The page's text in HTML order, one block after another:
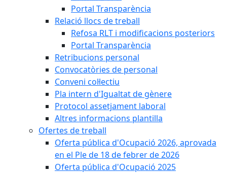
Portal Transparència
Relació llocs de treball
Refosa RLT i modificacions posteriors
Portal Transparència
Retribucions personal
Convocatòries de personal
Conveni col·lectiu
Pla intern d'Igualtat de gènere
Protocol assetjament laboral
Altres informacions plantilla
Ofertes de treball
Oferta pública d'Ocupació 2026, aprovada
en el Ple de 18 de febrer de 2026
Oferta pública d'Ocupació 2025